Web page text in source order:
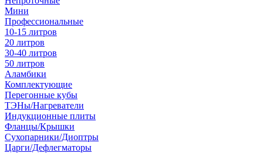
Мини
Профессиональные
10-15 литров
20 литров
30-40 литров
50 литров
Аламбики
Комплектующие
Перегонные кубы
ТЭНы/Нагреватели
Индукционные плиты
Фланцы/Крышки
Сухопарники/Диоптры
Царги/Дефлегматоры